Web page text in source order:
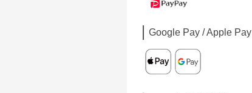
Google Pay / Apple Pay